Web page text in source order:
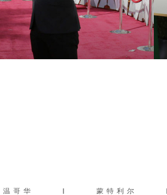
温哥华 | 蒙特利尔 |